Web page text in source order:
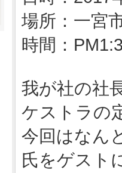
場所：一宮
時間：
我が社の社
ケストラの
今回はなん
氏をゲスト